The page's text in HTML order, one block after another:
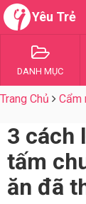
Yêu Trẻ
DANH MỤC
Trang Chủ Cẩm
3 cách
tấm
ăn đã